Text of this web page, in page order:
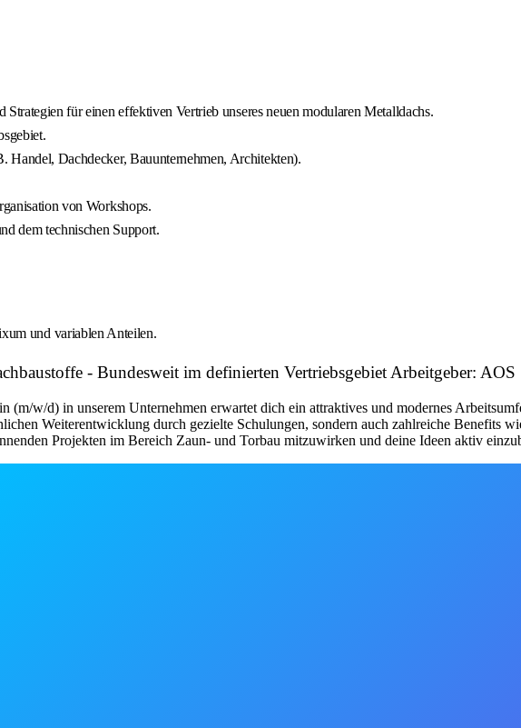
für einen effektiven Vertrieb unseres neuen modularen Metalldachs.
Handel, Dachdecker, Bauunternehmen, Architekten).
von Workshops.
dem technischen Support.
und variablen Anteilen.
- Bundesweit im definierten Vertriebsgebiet Arbeitgeber:
w/d) in unserem Unternehmen erwartet dich ein attraktives und modernes
Weiterentwicklung durch gezielte Schulungen, sondern auch zahlreiche Benefits
Projekten im Bereich Zaun- und Torbau mitzuwirken und deine Ideen aktiv